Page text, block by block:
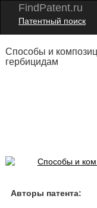
FindPatent.ru
Патентный поиск
Способы и
гербицидам
Авторы патента: